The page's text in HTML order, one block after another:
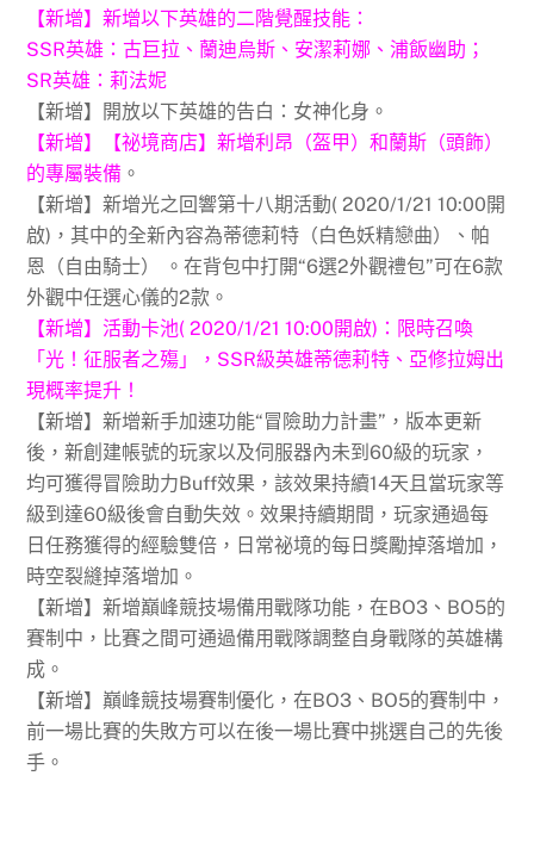
【新增】新增以下英雄的二階覺醒技能：
SSR英雄：古巨拉、蘭迪烏斯、安潔莉娜、浦飯幽助；
SR英雄：莉法妮
【新增】開放以下英雄的告白：女神化身。
【新增】【祕境商店】新增利昂（盔甲）和蘭斯（頭飾）
的專屬裝備 。
【新增】新增光之回響第十八期活動( 2020/1/21 10:00開
啟)，其中的全新內容為蒂德莉特（白色妖精戀曲）、帕
恩（自由騎士） 。在背包中打開“6選2外觀禮包”可在6款
外觀中任選心儀的2款。
【新增】活動卡池( 2020/1/21 10:00開啟)：限時召喚
「光！征服者之殤」，SSR級英雄蒂德莉特、亞修拉姆出
現概率提升！
【新增】新增新手加速功能“冒險助力計畫”，版本更新
後，新創建帳號的玩家以及伺服器內未到60級的玩家，
均可獲得冒險助力Buff效果，該效果持續14天且當玩家等
級到達60級後會自動失效。效果持續期間，玩家通過每
日任務獲得的經驗雙倍，日常祕境的每日獎勵掉落增加，
時空裂縫掉落增加。
【新增】新增巔峰競技場備用戰隊功能，在BO3、BO5的
賽制中，比賽之間可通過備用戰隊調整自身戰隊的英雄構
成。
【新增】巔峰競技場賽制優化，在BO3、BO5的賽制中，
前一場比賽的失敗方可以在後一場比賽中挑選自己的先後
手。